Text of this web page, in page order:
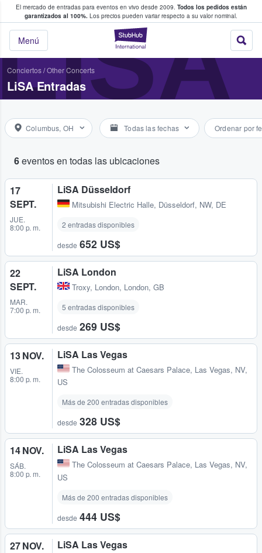
El mercado de entradas para eventos en vivo desde 2009. Todos los pedidos están
garantizados al 100%. Los precios pueden variar respecto a su valor nominal.
StubHub:
Menú
y venta de entradas entre fans
Conciertos/Other Concerts
LiSA Entradas
Columbus, OH Todas las fechas Ordenar por
6eventos en todas las ubicaciones
17
SEPT.
JUE.
8:00 p. m.
LiSA Düsseldorf
Mitsubishi Electric Halle, Düsseldorf, NW, DE
2 entradas disponibles
desde 652 US$
22
SEPT.
MAR.
7:00 p. m.
LiSA London
Troxy, London, London, GB
5 entradas disponibles
desde 269 US$
13 NOV.
VIE.
8:00 p. m.
LiSA Las Vegas
The Colosseum at Caesars Palace, Las Vegas, NV,
US
Más de 200 entradas disponibles
desde 328 US$
14 NOV.
SÁB.
8:00 p. m.
LiSA Las Vegas
The Colosseum at Caesars Palace, Las Vegas, NV,
US
Más de 200 entradas disponibles
desde 444 US$
27 NOV. LiSA Las Vegas